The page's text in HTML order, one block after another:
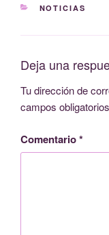
CATEGORÍAS
NOTICIAS
Deja una
Tu dirección de
campos
Comentario*